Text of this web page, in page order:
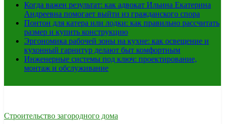
Когда важен результат: как адвокат Ильина Екатерина
Андреевна помогает выйти из гражданского спора
Понтон для катера или лодки: как правильно рассчитать
размер и купить конструкцию
Эргономика рабочей зоны на кухне: как освещение и
кухонный гарнитур делают быт комфортным
Инженерные системы под ключ: проектирование,
монтаж и обслуживание
Строительство загородного дома